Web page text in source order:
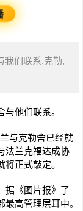
我们联系,克勒,
他们联系。
与克勒舍已经就
法兰克福达成协
正式敲定。
据《图片报》了
高管理层耳中。